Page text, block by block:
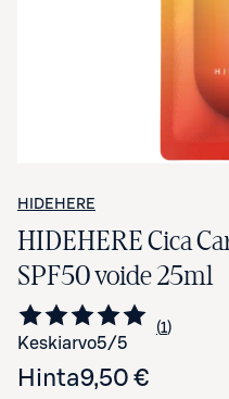
HIDEHERE
HIDEHERE Cica
SPF50 voide 25ml
Keskiarvo5/5 Siirry
1
kappale
Hinta9,50 €